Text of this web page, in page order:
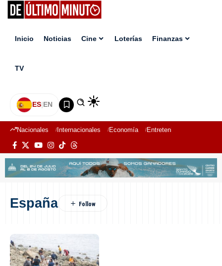
Inicio Noticias Cine Loterías Finanzas
TV
ES|EN
Nacionales Internacionales Economía Entretenimiento
España